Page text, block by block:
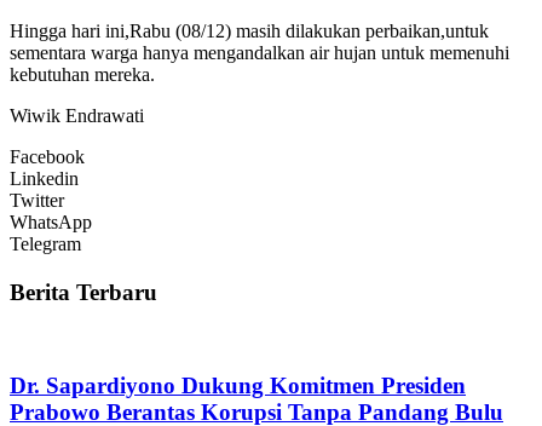
Hingga hari ini,Rabu (08/12) masih dilakukan perbaikan,untuk
sementara warga hanya mengandalkan air hujan untuk memenuhi
kebutuhan mereka.
Wiwik Endrawati
Facebook
Linkedin
Twitter
WhatsApp
Telegram
Berita Terbaru
Dr. Sapardiyono Dukung Komitmen Presiden
Prabowo Berantas Korupsi Tanpa Pandang Bulu